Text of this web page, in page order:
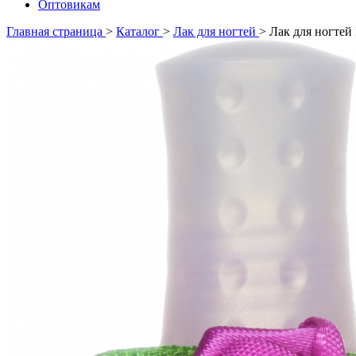
Оптовикам
Главная страница > Каталог > Лак для ногтей > Лак для